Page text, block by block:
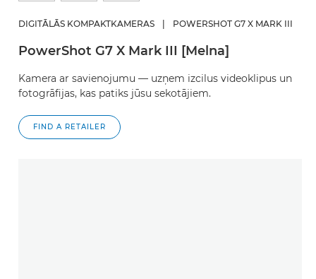
DIGITĀLĀS KOMPAKTKAMERAS POWERSHOT G7 X MARK III
PowerShot G7 X Mark III [Melna]
Kamera ar savienojumu — uzņem izcilus videoklipus un
fotogrāfijas, kas patiks jūsu sekotājiem.
FIND A RETAILER